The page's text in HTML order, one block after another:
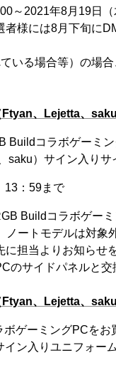
～2021年8月19日
者様には8月下旬に
いる場合等）の場
、Lejetta、
Buildコラボゲーミ
）サイン入りサ
13：59まで
Buildコラボゲー
ノートモデルは対象
担当よりお知らせ
サイドパネルと交
、Lejetta、
ゲーミングPCをお
ン入りユニフォー